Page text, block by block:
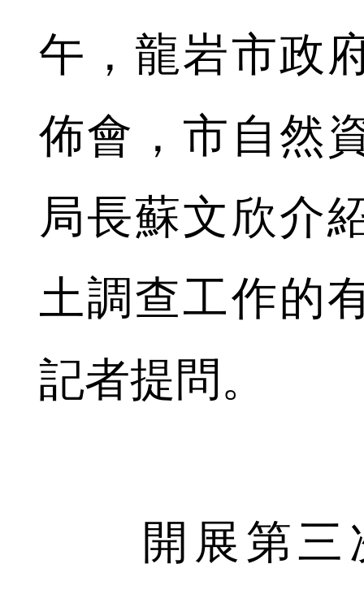
午，龍岩市政
佈會，市自然
局長蘇文欣介
土調查工作的
記者提問。
開展第三